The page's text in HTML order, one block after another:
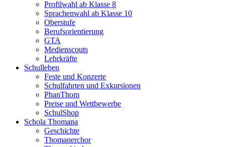
Profilwahl ab Klasse 8
Sprachenwahl ab Klasse 10
Oberstufe
Berufsorientierung
GTA
Medienscouts
Lehrkräfte
Schulleben
Feste und Konzerte
Schulfahrten und Exkursionen
PhanThom
Preise und Wettbewerbe
SchulShop
Schola Thomana
Geschichte
Thomanerchor